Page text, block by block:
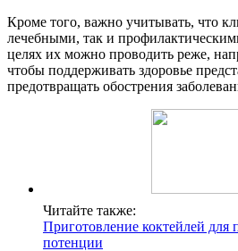
Кроме того, важно учитывать, что
лечебными, так и
целях их можно проводить реже,
чтобы поддерживать здоровье
предотвращать обострения
Читайте также:
Приготовление коктейлей
потенции